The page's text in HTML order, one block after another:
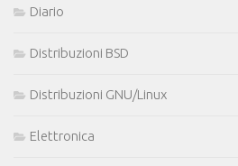
Diario
Distribuzioni BSD
Distribuzioni GNU/Linux
Elettronica